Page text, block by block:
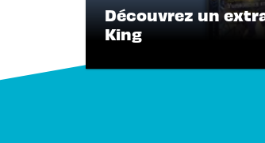
Découvrez un
King